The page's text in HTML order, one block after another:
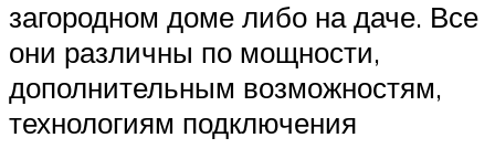
загородном доме либо на даче. Все
они различны по мощности,
дополнительным возможностям,
технологиям подключения